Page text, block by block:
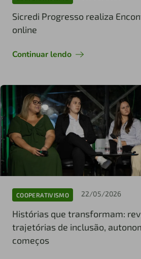
Sicredi Progresso realiza
online
Continuar lendo
COOPERATIVISMO 22/05/2026
Histórias que transformam:
trajetórias de inclusão,
começos